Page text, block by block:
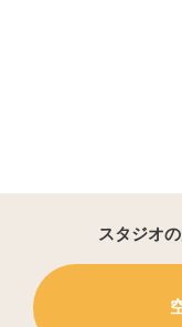
スタジオ